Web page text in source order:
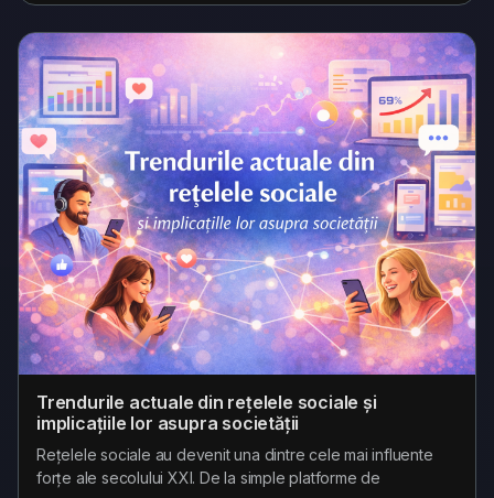
Mai jos este o analiză...
Trendurile actuale din rețelele sociale și
implicațiile lor asupra societății
Rețelele sociale au devenit una dintre cele mai influente
forțe ale secolului XXI. De la simple platforme de